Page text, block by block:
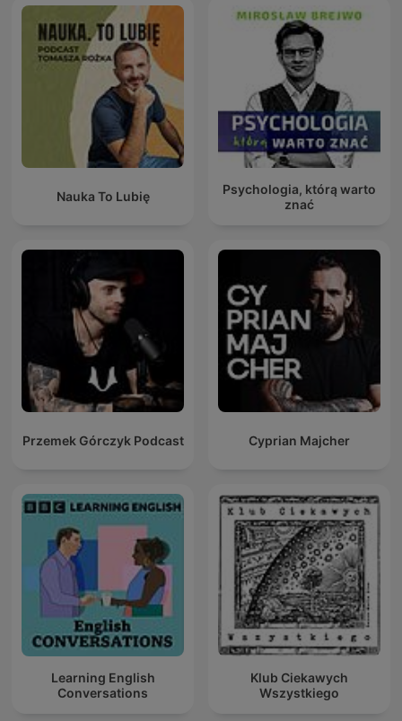
Nauka To Lubię
Psychologia, którą warto
znać
Przemek Górczyk Podcast Cyprian Majcher
Learning English
Conversations
Klub Ciekawych
Wszystkiego